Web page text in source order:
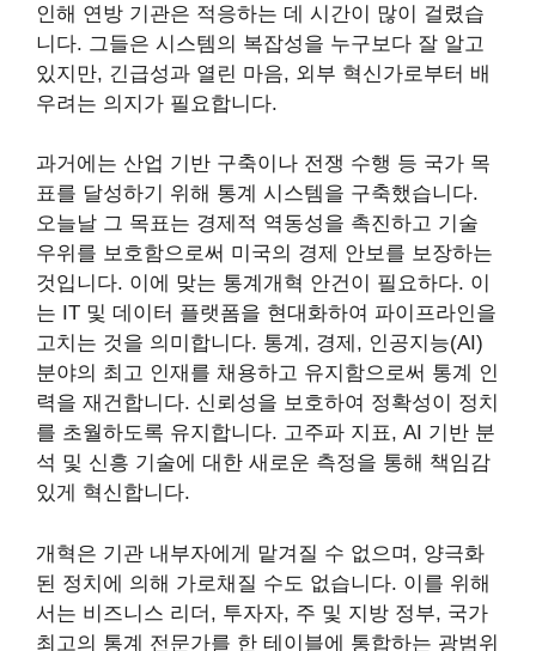
인해 연방 기관은 적응하는 데 시간이 많이 걸렸습
니다. 그들은 시스템의 복잡성을 누구보다 잘 알고
있지만, 긴급성과 열린 마음, 외부 혁신가로부터 배
우려는 의지가 필요합니다.
과거에는 산업 기반 구축이나 전쟁 수행 등 국가 목
표를 달성하기 위해 통계 시스템을 구축했습니다.
오늘날 그 목표는 경제적 역동성을 촉진하고 기술
우위를 보호함으로써 미국의 경제 안보를 보장하는
것입니다. 이에 맞는 통계개혁 안건이 필요하다. 이
는 IT 및 데이터 플랫폼을 현대화하여 파이프라인을
고치는 것을 의미합니다. 통계, 경제, 인공지능(AI)
분야의 최고 인재를 채용하고 유지함으로써 통계 인
력을 재건합니다. 신뢰성을 보호하여 정확성이 정치
를 초월하도록 유지합니다. 고주파 지표, AI 기반 분
석 및 신흥 기술에 대한 새로운 측정을 통해 책임감
있게 혁신합니다.
개혁은 기관 내부자에게 맡겨질 수 없으며, 양극화
된 정치에 의해 가로채질 수도 없습니다. 이를 위해
서는 비즈니스 리더, 투자자, 주 및 지방 정부, 국가
최고의 통계 전문가를 한 테이블에 통합하는 광범위